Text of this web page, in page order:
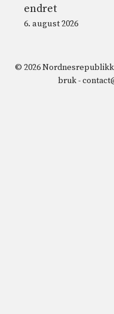
endret
6. august 2026
© 2026
bruk-